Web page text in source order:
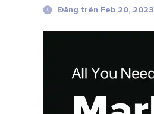
Đăng trên Feb 20, 2023